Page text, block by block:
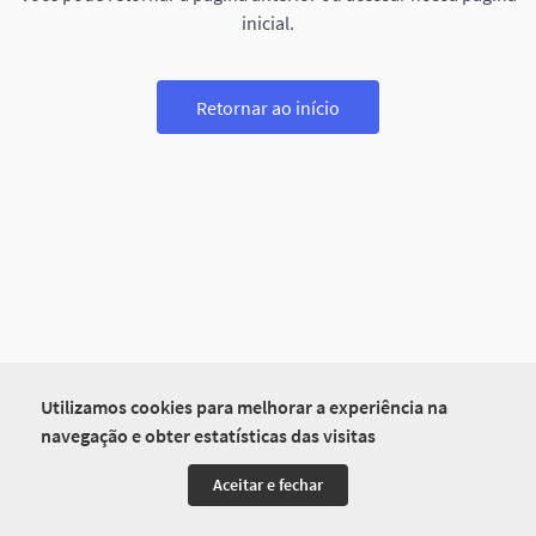
Utilizamos cookies para melhorar a experiência na
navegação e obter estatísticas das visitas
Aceitar e fechar
inicial.
Retornar ao início